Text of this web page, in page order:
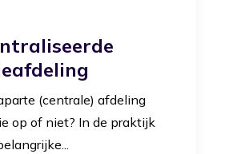
(centrale) afdeling
op of niet? In de praktijk